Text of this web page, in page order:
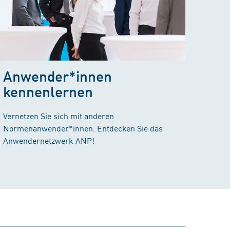
Anwender*innen
kennenlernen
Vernetzen Sie sich mit anderen
Normenanwender*innen. Entdecken Sie das
Anwendernetzwerk ANP!